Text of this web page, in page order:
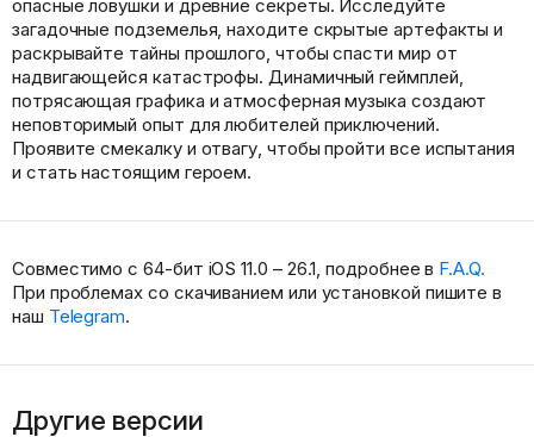
опасные ловушки и древние секреты. Исследуйте
загадочные подземелья, находите скрытые артефакты и
раскрывайте тайны прошлого, чтобы спасти мир от
надвигающейся катастрофы. Динамичный геймплей,
потрясающая графика и атмосферная музыка создают
неповторимый опыт для любителей приключений.
Проявите смекалку и отвагу, чтобы пройти все испытания
и стать настоящим героем.
Совместимо с 64-бит iOS 11.0 – 26.1, подробнее в F.A.Q.
При проблемах со скачиванием или установкой пишите в
наш Telegram.
Другие версии